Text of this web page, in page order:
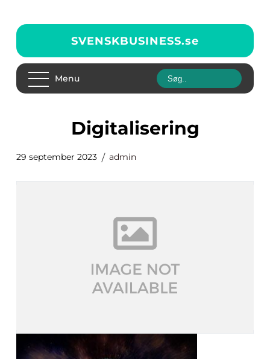
SVENSKBUSINESS.se
Menu
digitalisering
29 september 2023 admin